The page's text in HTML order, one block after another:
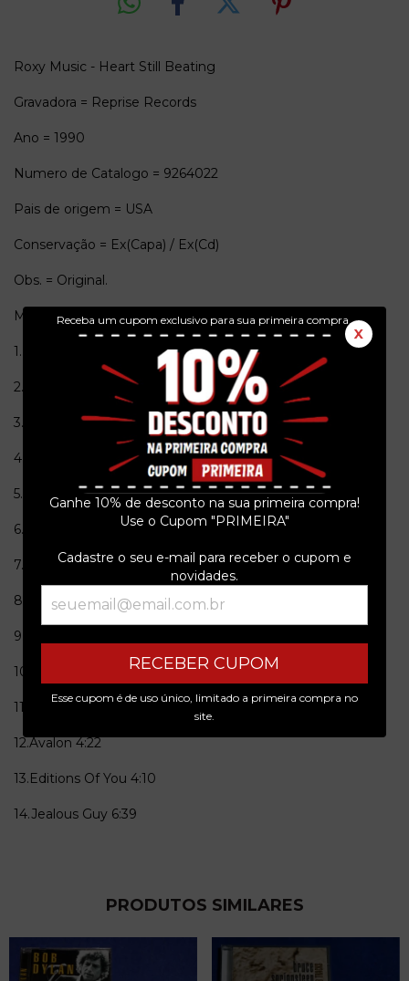
Receba um cupom exclusivo para sua primeira compra.
X
Ganhe 10% de desconto na sua primeira compra!
Use o Cupom "PRIMEIRA"
Cadastre o seu e-mail para receber o cupom e
novidades.
RECEBER CUPOM
Esse cupom é de uso único, limitado a primeira compra no
site.
Roxy Music - Heart Still Beating
Gravadora = Reprise Records
Ano = 1990
Numero de Catalogo = 9264022
Pais de origem = USA
Conservação = Ex(Capa) / Ex(Cd)
Obs. = Original.
Musicas
1.India
2.Can't Let Go 5:19
3.While My Heart Is Still Beating 3:52
4.Out Of The Blue 4:24
5.Dance Away 3:47
6.Impossible Guitar 3:42
7.A Song For Europe 6:22
8.Love Is The Drug 3:51
9.Like A Hurricane 7:44
10.My Only Love 7:16
11.Both Ends Burning 5:33
12.Avalon 4:22
13.Editions Of You 4:10
14.Jealous Guy 6:39
PRODUTOS SIMILARES